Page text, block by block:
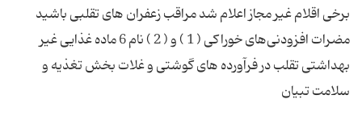
برخی اقلام غیر مجاز اعلام شد مراقب زعفران های تقلبی باشید
مضرات افزودنی‌های خوراکی ( 1 ) و ( 2 ) ‌نام 6 ماده‌ غذایی‌ غیر
بهداشتی تقلب در فرآورده های گوشتی و غلات بخش تغذیه و
سلامت تبیان